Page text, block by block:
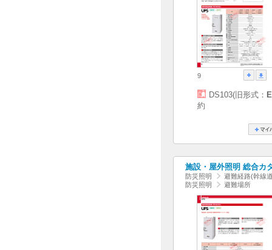
9
DS103(旧形式：
約
施設・屋外照明 総合カ
防災照明
避難経路(幹線
防災照明
避難場所